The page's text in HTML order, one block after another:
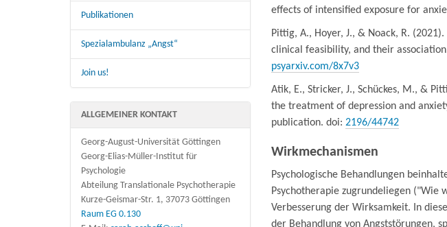
effects of intensified exposure for
Pittig, A., Hoyer, J., & Noack, R.
clinical feasibility, and their
psyarxiv.com/8x7v3
Atik, E., Stricker, J., Schückes, M., &
the treatment of depression and
publication. doi: 2196/44742
Wirkmechanismen
Psychologische Behandlungen
Psychotherapie zugrundeliegen ("Wie
Verbesserung der Wirksamkeit. In
der Behandlung von Angststörungen,
Publikationen
Spezialambulanz „Angst“
Join us!
ALLGEMEINER KONTAKT
Georg-August-Universität Göttingen
Georg-Elias-Müller-Institut für
Psychologie
Abteilung Translationale Psychotherapie
Kurze-Geismar-Str. 1, 37073 Göttingen
Raum EG 0.130